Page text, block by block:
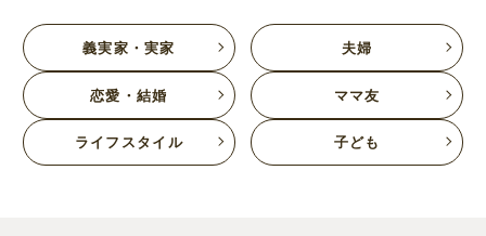
義実家・実家 夫婦
恋愛・結婚 ママ友
ライフスタイル 子ども